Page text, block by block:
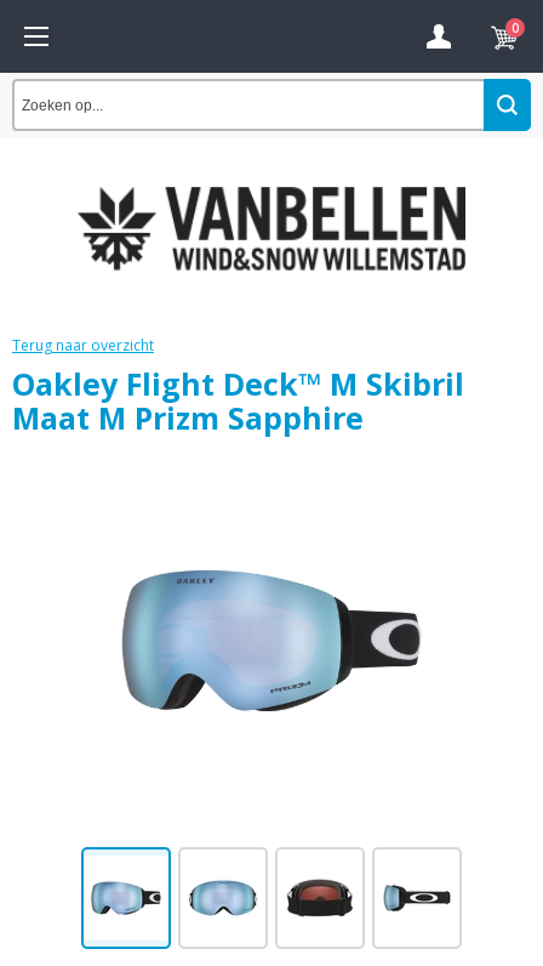
0
Terug naar overzicht
Oakley Flight Deck™ M Skibril
Maat M Prizm Sapphire